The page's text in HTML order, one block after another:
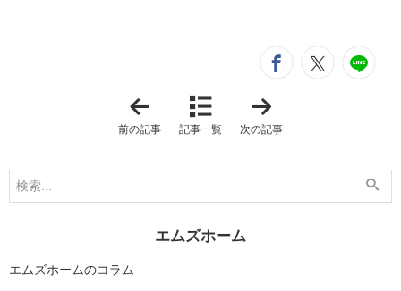
entry372シ
前の記事 記事一覧
」
次の記事
エムズホーム
エムズホームのコラム